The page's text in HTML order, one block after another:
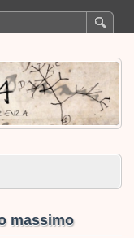
massimo